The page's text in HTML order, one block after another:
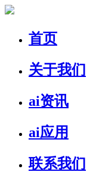
首页
关于我们
ai资讯
ai应用
联系我们